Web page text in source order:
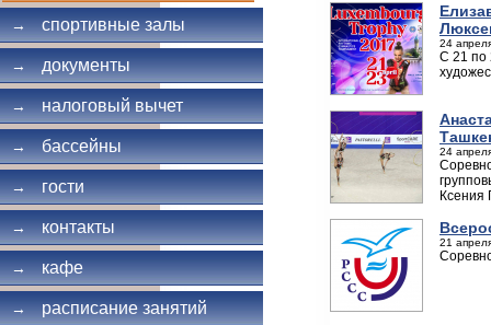
→ спортивные залы
→ документы
→ налоговый вычет
→ бассейны
→ гости
→ контакты
→ кафе
→ расписание занятий
24
С 21 по
24
Ксения
21